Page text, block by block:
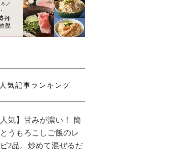
人気記事ランキング
人気】甘みが濃い！ 簡
うもろこしご飯のレ
2品。炒めて混ぜるだ